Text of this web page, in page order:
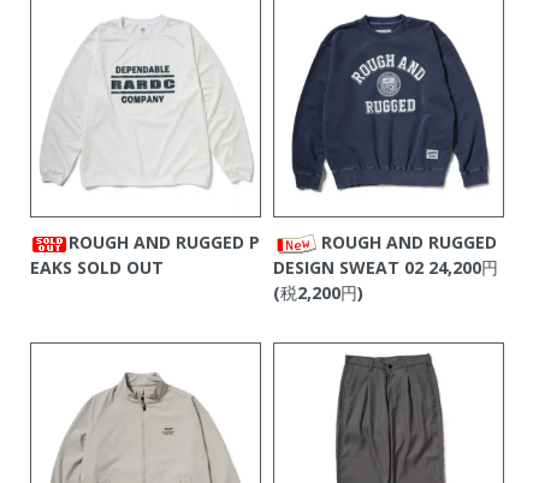
ROUGH AND RUGGED P
EAKS SOLD OUT
ROUGH AND RUGGED
DESIGN SWEAT 0224,200円
(税2,200円)